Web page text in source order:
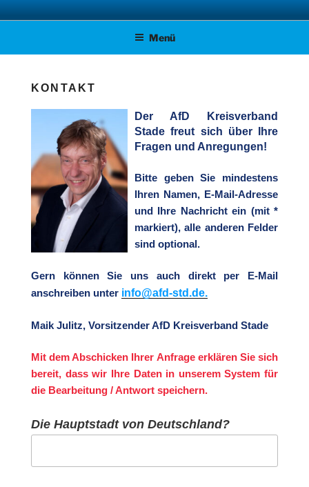
Zum
Inhalt AFD KREISVERBAND STADE
Menü
KONTAKT
Der AfD Kreisverband
Stade freut sich über Ihre
Fragen und Anregungen!
Bitte geben Sie mindestens
Ihren Namen, E-Mail-Adresse
und Ihre Nachricht ein (mit *
markiert), alle anderen Felder
sind optional.
Gern können Sie uns auch direkt per E-Mail
anschreiben unter info@afd-std.de.
Maik Julitz, Vorsitzender AfD Kreisverband Stade
Mit dem Abschicken Ihrer Anfrage erklären Sie sich
bereit, dass wir Ihre Daten in unserem System für
die Bearbeitung / Antwort speichern.
Die Hauptstadt von Deutschland?